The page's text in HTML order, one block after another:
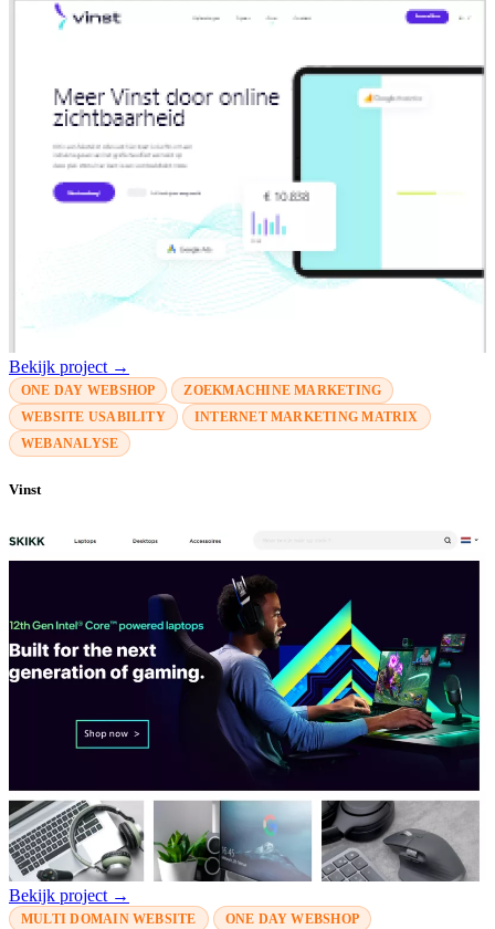
Bekijk project →
ONE DAY WEBSHOP
ZOEKMACHINE MARKETING
WEBSITE USABILITY
INTERNET MARKETING MATRIX
WEBANALYSE
Vinst
Bekijk project →
MULTI DOMAIN WEBSITE
ONE DAY WEBSHOP